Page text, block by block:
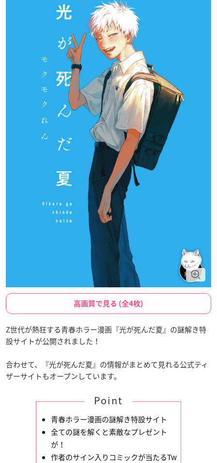
高画質で見る (全4枚)
Z世代が熱狂する青春ホラー漫画『光が死んだ夏』の謎解き特
設サイトが公開されました！
合わせて、『光が死んだ夏』の情報がまとめて見れる公式ティ
ザーサイトもオープンしています。
Point
青春ホラー漫画の謎解き特設サイト
全ての謎を解くと素敵なプレゼント
が！
作者のサイン入りコミックが当たるTw